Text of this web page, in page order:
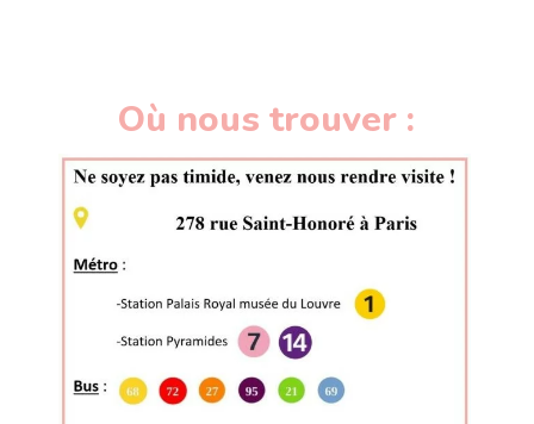
Où nous trouver :